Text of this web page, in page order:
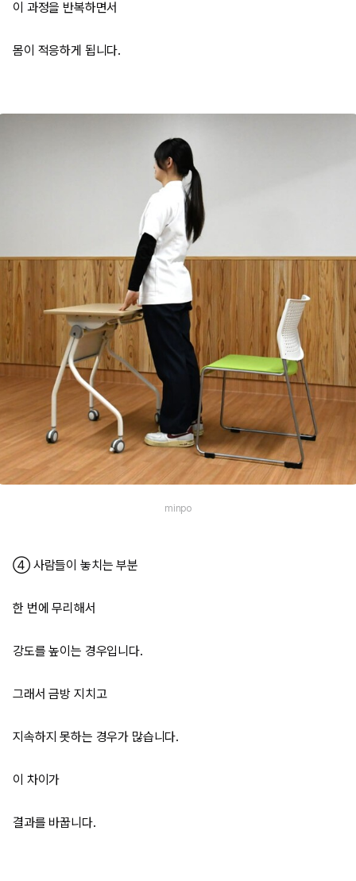
이 과정을 반복하면서
몸이 적응하게 됩니다.
minpo
④ 사람들이 놓치는 부분
한 번에 무리해서
강도를 높이는 경우입니다.
그래서 금방 지치고
지속하지 못하는 경우가 많습니다.
이 차이가
결과를 바꿉니다.